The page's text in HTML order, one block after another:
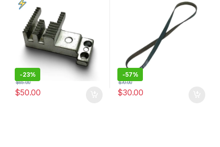
-23%
$65.00
$50.00
-57%
$70.00
$30.00